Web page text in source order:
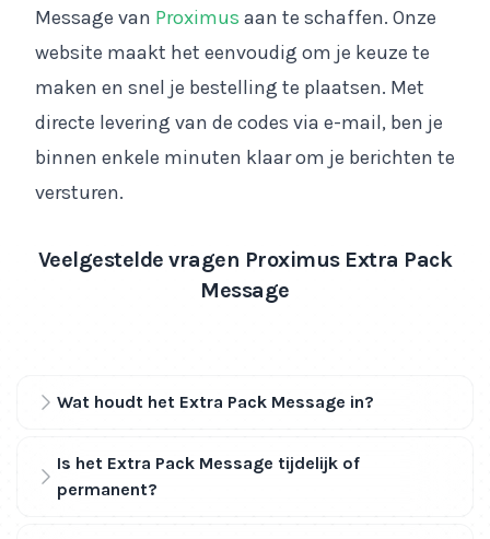
Message van Proximus aan te schaffen. Onze
website maakt het eenvoudig om je keuze te
maken en snel je bestelling te plaatsen. Met
directe levering van de codes via e-mail, ben je
binnen enkele minuten klaar om je berichten te
versturen.
Veelgestelde vragen Proximus Extra Pack
Message
Wat houdt het Extra Pack Message in?
Is het Extra Pack Message tijdelijk of
permanent?